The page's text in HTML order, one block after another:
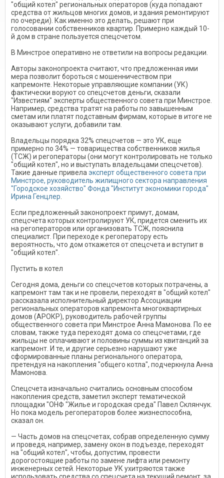
"общий котел" региональных операторов (куда попадают
средства от жильцов многих домов, и здания ремонтируют
по очереди). Как именно это делать, решают при
голосовании собственников квартир. Примерно каждый 10-
й дом в стране пользуется спецсчетом.
В Минстрое оперативно не ответили на вопросы редакции.
Авторы законопроекта считают, что предложенная ими
мера позволит бороться с мошенничеством при
капремонте. Некоторые управляющие компании (УК)
фактически воруют со спецсчетов деньги, сказали
"Известиям" эксперты общественного совета при Минстрое.
Например, средства тратят на работы по завышенным
сметам или платят подставным фирмам, которые в итоге не
оказывают услуги, добавили там.
Владельцы порядка 32% спецсчетов — это УК, еще
примерно по 34% — товарищества собственников жилья
(ТСЖ) и регоператоры (они могут контролировать не только
"общий котел", но и выступать владельцами спецсчетов).
Такие данные привела эксперт общественного совета при
Минстрое, руководитель жилищного сектора направления
"Городское хозяйство" Фонда "Институт экономики города"
Ирина Генцлер
Если предложенный законопроект примут, домам,
спецсчета которых контролируют УК, придется сменить их
на регоператоров или организовать ТСЖ, пояснила
специалист. При переходе к регоператору есть
вероятность, что дом откажется от спецсчета и вступит в
"общий котел".
Пустить в котел
Сегодня дома, деньги со спецсчетов которых потрачены, а
капремонт там так и не провели, переходят в "общий котел"
рассказала исполнительный директор Ассоциации
региональных операторов капремонта многоквартирных
домов (АРОКР), руководитель рабочей группы
общественного совета при Минстрое Анна Мамонова. По ее
словам, также туда переходят дома со спецсчетами, где
жильцы не оплачивают и половины суммы из квитанций за
капремонт. И те, и другие серьезно нарушают уже
сформированные планы регионального оператора,
претендуя на накопления "общего котла", подчеркнула Анна
Мамонова.
Спецсчета изначально считались основным способом
накопления средств, заметил эксперт тематической
площадки "ОНФ "Жилье и городская среда" Павел Склянчук.
Но пока модель регоператоров более жизнеспособна,
сказал он.
— Часть домов на спецсчетах, собрав определенную сумму
и проведя, например, замену окон в подъезде, переходят
на "общий котел", чтобы, допустим, провести
дорогостоящие работы по замене лифта или ремонту
инженерных сетей. Некоторые УК ухитряются также